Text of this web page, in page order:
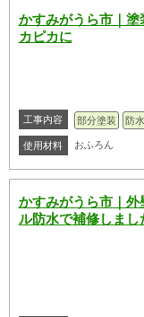
かすみがうら市｜
カピカに
工事内容 部分塗装 防
使用材料 おふろん
かすみがうら市｜
ル防水で補修しまし